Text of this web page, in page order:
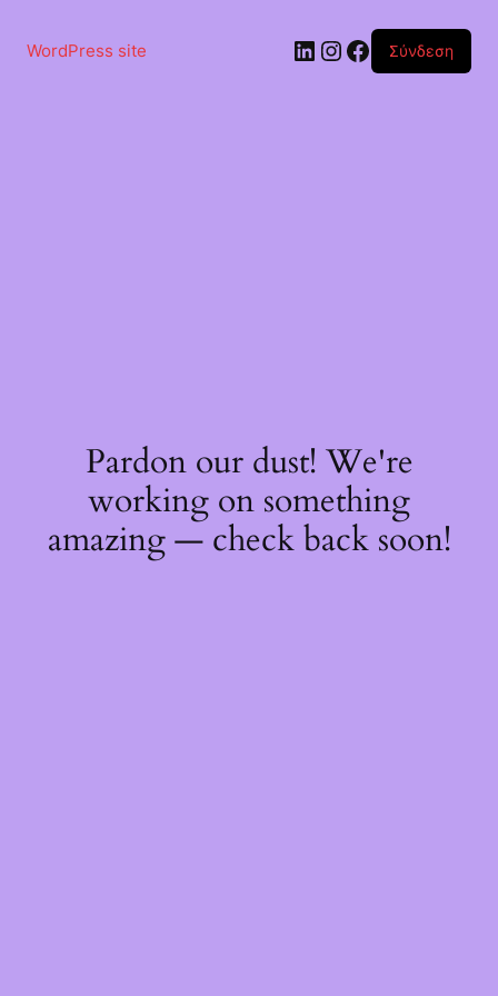
περιεχόμενο
WordPress site Linkedin
Instagram
Facebook
Σύνδεση
Pardon our dust! We're
working on something
amazing — check back soon!